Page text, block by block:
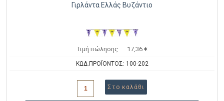
Γιρλάντα Ελλάς Βυζάντιο
Τιμή πώλησης: 17,36 €
ΚΩΔ.ΠΡΟΪΟΝΤΟΣ: 100-202